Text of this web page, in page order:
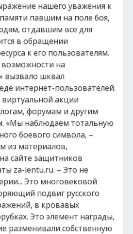
нашего уважения к
павшим на поле боя,
отдавшим все для
в обращении
к его пользователям.
на
вызвало шквал
интернет-пользователей.
акции
форумам и другим
«Мы наблюдаем тотальную
боевого символа, –
из материалов,
сайте защитников
za-lentu.ru. – Это не
Это многовековой
подвиг русского
в кровавых
Это элемент награды,
разменивали собственную